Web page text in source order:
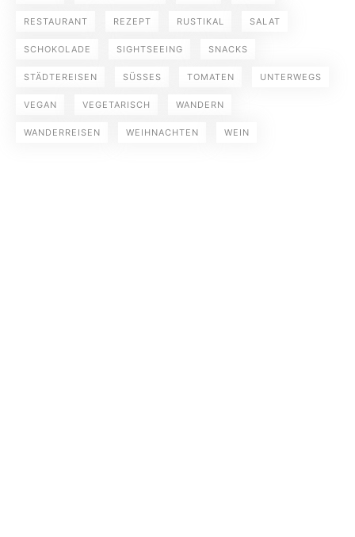
RESTAURANT REZEPT RUSTIKAL SALAT
SCHOKOLADE SIGHTSEEING SNACKS
STÄDTEREISEN SÜSSES TOMATEN UNTERWEGS
VEGAN VEGETARISCH WANDERN
WANDERREISEN WEIHNACHTEN WEIN